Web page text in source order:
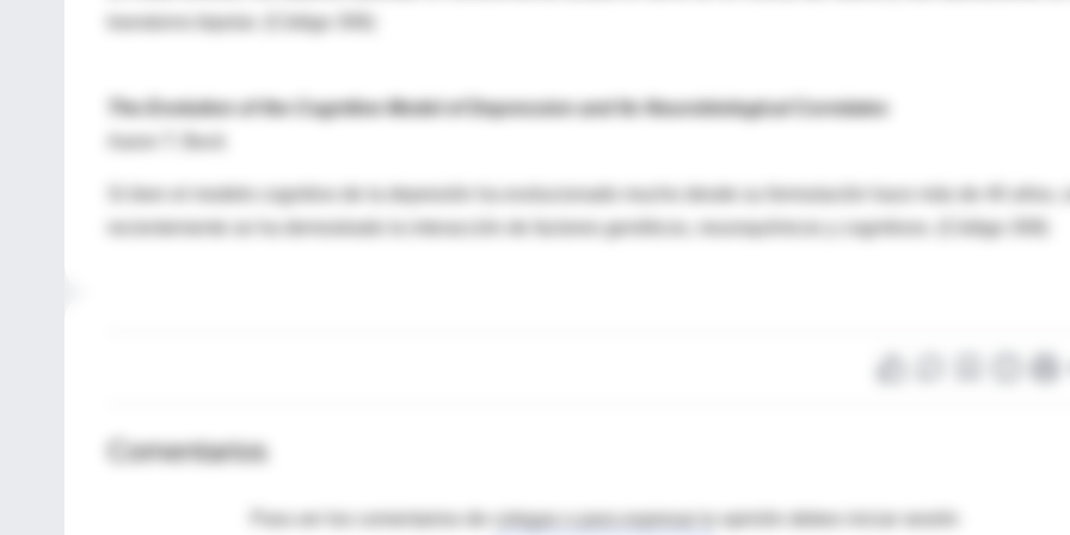
transtorno bipolar. (Código 306)
The Evolution of the Cognitive Model of Depression and Its Neurobiological Correlates
Si bien el modelo cognitivo de la depresión ha evolucionado mucho desde su formulación hace más de 40 años,
recientemente se ha demostrado la interacción de factores genéticos, neuroquímicos y cognitivos. (Código 308)
Comentarios
Para ver los comentarios de colegas o para expresar tu opinión debes iniciar sesión